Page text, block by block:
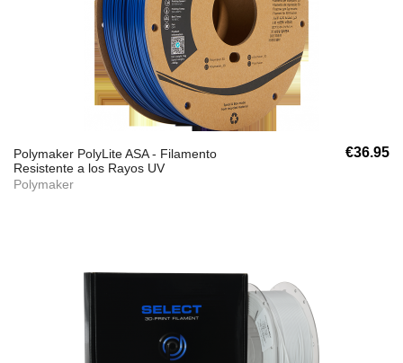
Polymaker PolyLite ASA - Filamento
Resistente a los Rayos UV
Polymaker
€36.95